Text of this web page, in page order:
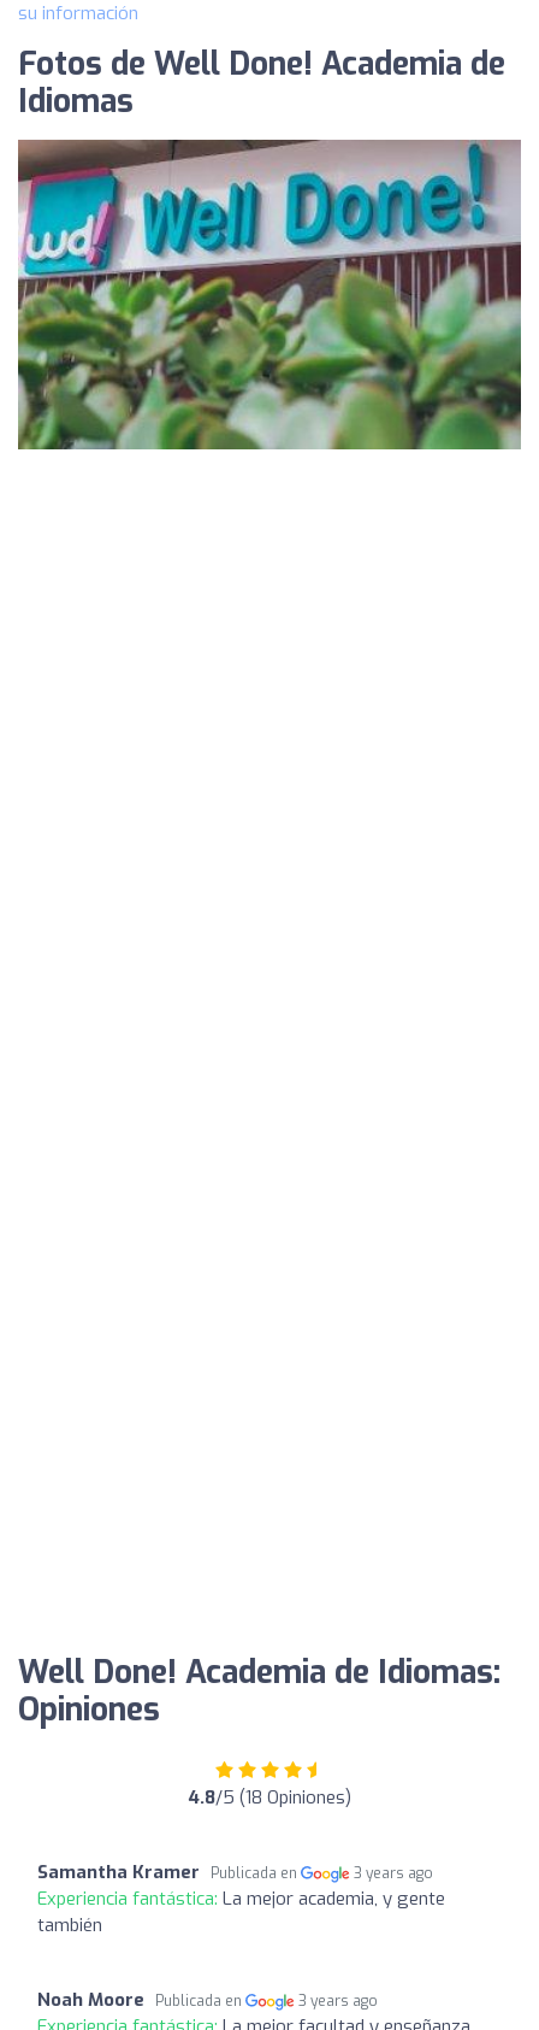
su información
Fotos de Well Done! Academia de
Idiomas
Well Done! Academia de Idiomas:
Opiniones
4.8/5 (18 Opiniones)
Samantha Kramer Publicada en 3 years ago
Experiencia fantástica: La mejor academia, y gente
también
Noah Moore Publicada en 3 years ago